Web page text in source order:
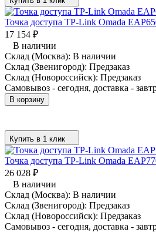
Точка доступа TP-Link Omada
17 154 ₽
В наличии
Склад (Москва): В наличии
Склад (Звенигород): Предзаказ
Склад (Новороссийск): Предзаказ
Самовывоз - сегодня, доставка -
В корзину
Купить в 1 клик
Точка доступа TP-Link Omada
26 028 ₽
В наличии
Склад (Москва): В наличии
Склад (Звенигород): Предзаказ
Склад (Новороссийск): Предзаказ
Самовывоз - сегодня, доставка -